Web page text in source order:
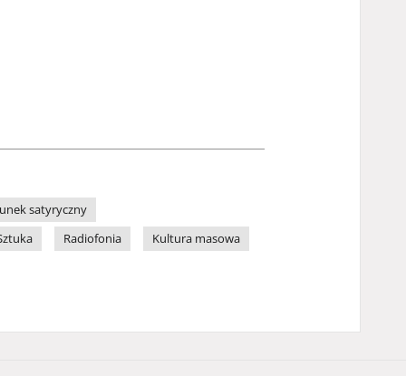
satyryczny
Radiofonia Kultura masowa